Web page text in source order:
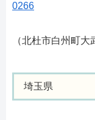
0266
（北杜市白州町大
埼玉県